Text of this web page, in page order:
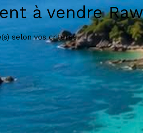
à vendre
selon vos critères